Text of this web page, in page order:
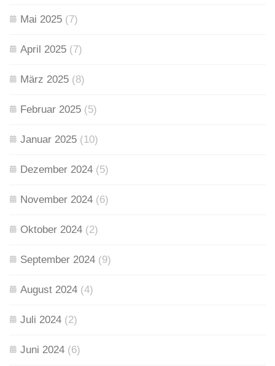
Mai 2025 (7)
April 2025 (7)
März 2025 (8)
Februar 2025 (5)
Januar 2025 (10)
Dezember 2024 (5)
November 2024 (6)
Oktober 2024 (2)
September 2024 (9)
August 2024 (4)
Juli 2024 (2)
Juni 2024 (6)